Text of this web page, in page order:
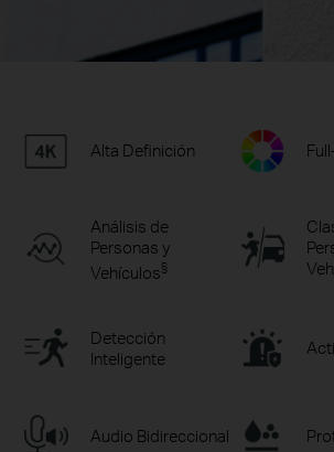
Alta Definición
Análisis de
Personas y
Vehículos§
Detección
Inteligente
Audio Bidireccional